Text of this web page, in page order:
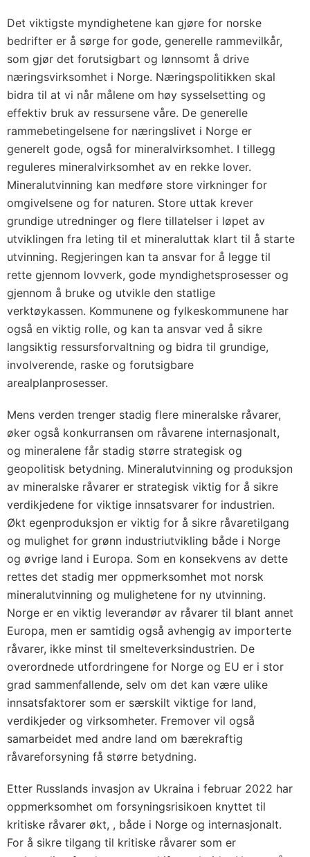
Det viktigste myndighetene kan gjøre for norske
bedrifter er å sørge for gode, generelle rammevilkår,
som gjør det forutsigbart og lønnsomt å drive
næringsvirksomhet i Norge. Næringspolitikken skal
bidra til at vi når målene om høy sysselsetting og
effektiv bruk av ressursene våre. De generelle
rammebetingelsene for næringslivet i Norge er
generelt gode, også for mineralvirksomhet. I tillegg
reguleres mineralvirksomhet av en rekke lover.
Mineralutvinning kan medføre store virkninger for
omgivelsene og for naturen. Store uttak krever
grundige utredninger og flere tillatelser i løpet av
utviklingen fra leting til et mineraluttak klart til å starte
utvinning. Regjeringen kan ta ansvar for å legge til
rette gjennom lovverk, gode myndighetsprosesser og
gjennom å bruke og utvikle den statlige
verktøykassen. Kommunene og fylkeskommunene har
også en viktig rolle, og kan ta ansvar ved å sikre
langsiktig ressursforvaltning og bidra til grundige,
involverende, raske og forutsigbare
arealplanprosesser.
Mens verden trenger stadig flere mineralske råvarer,
øker også konkurransen om råvarene internasjonalt,
og mineralene får stadig større strategisk og
geopolitisk betydning. Mineralutvinning og produksjon
av mineralske råvarer er strategisk viktig for å sikre
verdikjedene for viktige innsatsvarer for industrien.
Økt egenproduksjon er viktig for å sikre råvaretilgang
og mulighet for grønn industriutvikling både i Norge
og øvrige land i Europa. Som en konsekvens av dette
rettes det stadig mer oppmerksomhet mot norsk
mineralutvinning og mulighetene for ny utvinning.
Norge er en viktig leverandør av råvarer til blant annet
Europa, men er samtidig også avhengig av importerte
råvarer, ikke minst til smelteverksindustrien. De
overordnede utfordringene for Norge og EU er i stor
grad sammenfallende, selv om det kan være ulike
innsatsfaktorer som er særskilt viktige for land,
verdikjeder og virksomheter. Fremover vil også
samarbeidet med andre land om bærekraftig
råvareforsyning få større betydning.
Etter Russlands invasjon av Ukraina i februar 2022 har
oppmerksomhet om forsyningsrisikoen knyttet til
kritiske råvarer økt, , både i Norge og internasjonalt.
For å sikre tilgang til kritiske råvarer som er